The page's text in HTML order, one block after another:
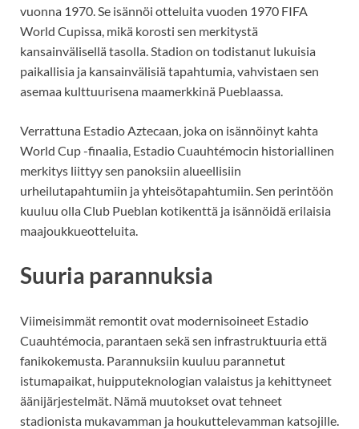
vuonna 1970. Se isännöi otteluita vuoden 1970 FIFA
World Cupissa, mikä korosti sen merkitystä
kansainvälisellä tasolla. Stadion on todistanut lukuisia
paikallisia ja kansainvälisiä tapahtumia, vahvistaen sen
asemaa kulttuurisena maamerkkinä Pueblaassa.
Verrattuna Estadio Aztecaan, joka on isännöinyt kahta
World Cup -finaalia, Estadio Cuauhtémocin historiallinen
merkitys liittyy sen panoksiin alueellisiin
urheilutapahtumiin ja yhteisötapahtumiin. Sen perintöön
kuuluu olla Club Pueblan kotikenttä ja isännöidä erilaisia
maajoukkueotteluita.
Suuria parannuksia
Viimeisimmät remontit ovat modernisoineet Estadio
Cuauhtémocia, parantaen sekä sen infrastruktuuria että
fanikokemusta. Parannuksiin kuuluu parannetut
istumapaikat, huipputeknologian valaistus ja kehittyneet
äänijärjestelmät. Nämä muutokset ovat tehneet
stadionista mukavamman ja houkuttelevamman katsojille.